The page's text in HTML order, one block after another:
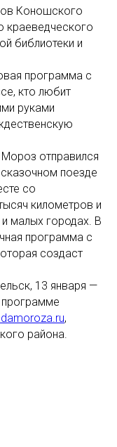
Коношского
краеведческого
библиотеки и
программа с
кто любит
руками
отправился
поезде
со
километров и
малых городах. В
программа с
создаст
13 января —
,
района.